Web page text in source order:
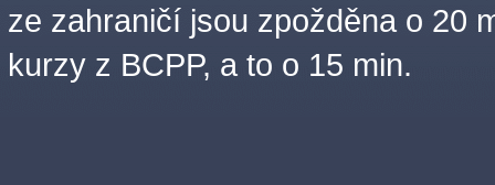
ze zahraničí jsou zpožděna o 20
kurzy z BCPP, a to o 15 min.